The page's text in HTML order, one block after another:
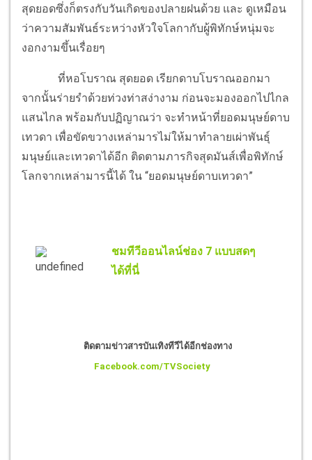
สุดยอดซึ่งก็ตรงกับวันเกิดของปลายฝนด้วย และ ดูเหมือน
ว่าความสัมพันธ์ระหว่างหัวใจโลกากับผู้พิทักษ์หนุ่มจะ
งอกงามขึ้นเรื่อยๆ
ที่หอโบราณ สุดยอด เรียกดาบโบราณออกมา
จากนั้นร่ายรำด้วยท่วงท่าสง่างาม ก่อนจะมองออกไปไกล
แสนไกล พร้อมกับปฏิญาณว่า จะทำหน้าที่ยอดมนุษย์ดาบ
เทวดา เพื่อขัดขวางเหล่ามารไม่ให้มาทำลายเผ่าพันธุ์
มนุษย์และเทวดาได้อีก ติดตามภารกิจสุดมันส์เพื่อพิทักษ์
โลกจากเหล่ามารนี้ได้ ใน “ยอดมนุษย์ดาบเทวดา”
ชมทีวีออนไลน์ช่อง 7 แบบสดๆ
ได้ที่นี่
ติดตามข่าวสารบันเทิงทีวีได้อีกช่องทาง
Facebook.com/TVSociety